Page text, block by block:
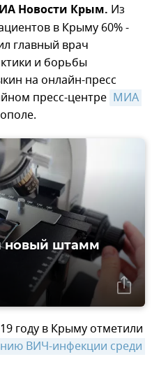
Новости Крым. Из
в Крыму 60% -
главный врач
и борьбы
на онлайн-пресс
пресс-центре МИА
новый штамм
году в Крыму отметили
ВИЧ-инфекции среди